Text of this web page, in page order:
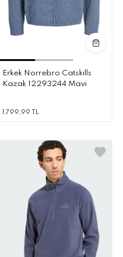
Erkek Norrebro Catskılls
Kazak 12293244 Mavi
1.799,99 TL